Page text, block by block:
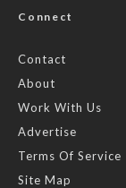
Connect
Contact
About
Work With Us
Advertise
Terms Of Service
Site Map